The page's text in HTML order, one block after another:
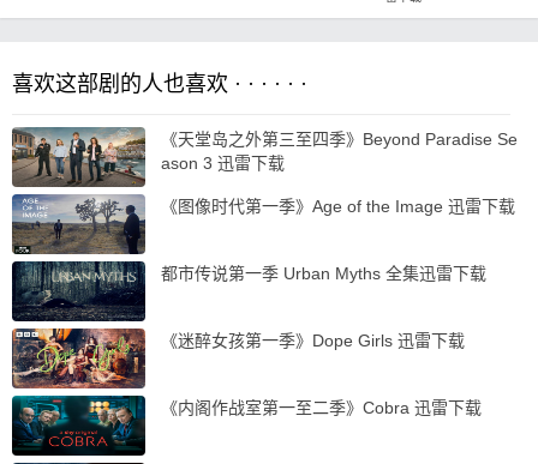
喜欢这部剧的人也喜欢 · · · · · ·
《天堂岛之外第三至四季》Beyond Paradise Se
ason 3 迅雷下载
《图像时代第一季》Age of the Image 迅雷下载
都市传说第一季 Urban Myths 全集迅雷下载
《迷醉女孩第一季》Dope Girls 迅雷下载
《内阁作战室第一至二季》Cobra 迅雷下载